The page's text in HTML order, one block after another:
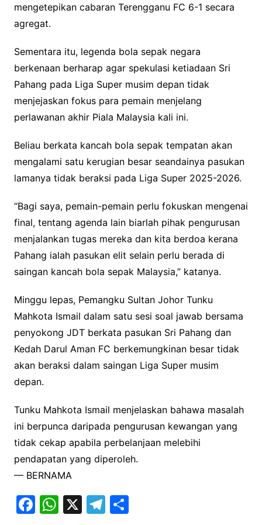
mengetepikan cabaran Terengganu FC 6-1 secara
agregat.
Sementara itu, legenda bola sepak negara
berkenaan berharap agar spekulasi ketiadaan Sri
Pahang pada Liga Super musim depan tidak
menjejaskan fokus para pemain menjelang
perlawanan akhir Piala Malaysia kali ini.
Beliau berkata kancah bola sepak tempatan akan
mengalami satu kerugian besar seandainya pasukan
lamanya tidak beraksi pada Liga Super 2025-2026.
“Bagi saya, pemain-pemain perlu fokuskan mengenai
final, tentang agenda lain biarlah pihak pengurusan
menjalankan tugas mereka dan kita berdoa kerana
Pahang ialah pasukan elit selain perlu berada di
saingan kancah bola sepak Malaysia,” katanya.
Minggu lepas, Pemangku Sultan Johor Tunku
Mahkota Ismail dalam satu sesi soal jawab bersama
penyokong JDT berkata pasukan Sri Pahang dan
Kedah Darul Aman FC berkemungkinan besar tidak
akan beraksi dalam saingan Liga Super musim
depan.
Tunku Mahkota Ismail menjelaskan bahawa masalah
ini berpunca daripada pengurusan kewangan yang
tidak cekap apabila perbelanjaan melebihi
pendapatan yang diperoleh.
— BERNAMA
F W X T S